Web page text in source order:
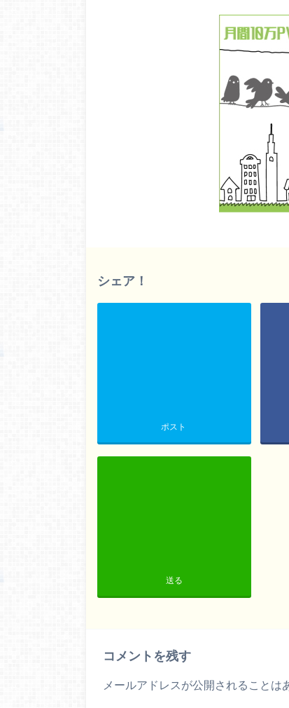
シェア！
ポスト
送る
コメントを残す
メールアドレスが公開されることは